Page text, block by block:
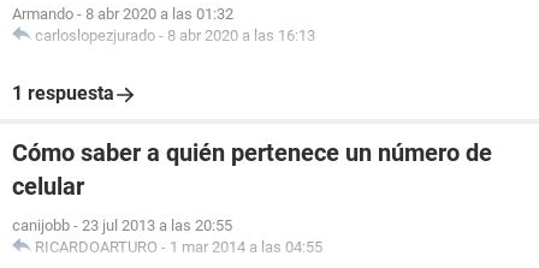
Armando - 8 abr 2020 a las 01:32
carloslopezjurado - 8 abr 2020 a las 16:13
1 respuesta
Cómo saber a quién pertenece un número de
celular
canijobb - 23 jul 2013 a las 20:55
RICARDOARTURO - 1 mar 2014 a las 04:55